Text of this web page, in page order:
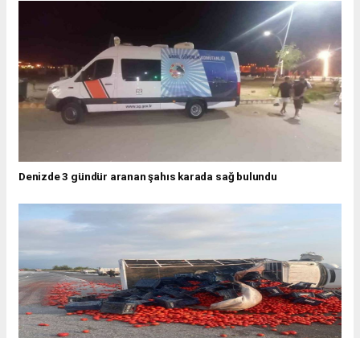
Denizde 3 gündür aranan şahıs karada sağ bulundu